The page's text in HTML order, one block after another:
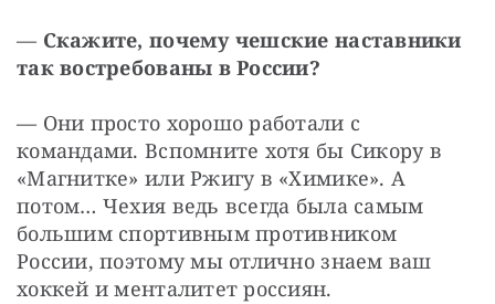
— Скажите, почему чешские наставники
так востребованы в России?
— Они просто хорошо работали с
командами. Вспомните хотя бы Сикору в
«Магнитке» или Ржигу в «Химике». А
потом… Чехия ведь всегда была самым
большим спортивным противником
России, поэтому мы отлично знаем ваш
хоккей и менталитет россиян.